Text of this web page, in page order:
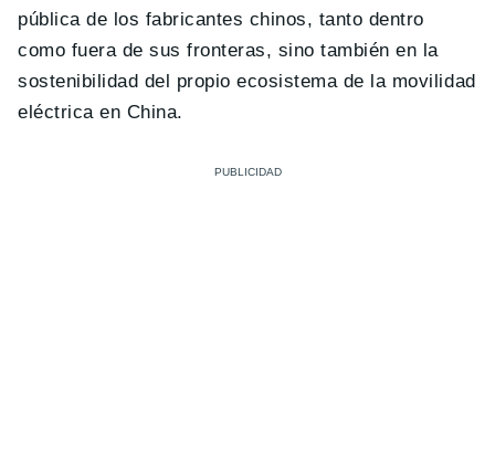
pública de los fabricantes chinos, tanto dentro
como fuera de sus fronteras, sino también en la
sostenibilidad del propio ecosistema de la movilidad
eléctrica en China.